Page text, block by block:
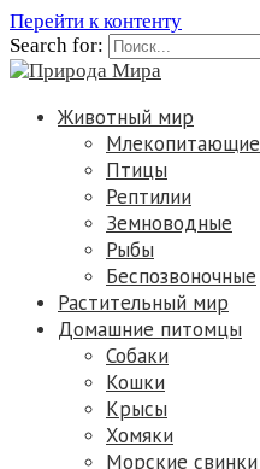
Перейти к контенту
Search for:
Животный мир
Млекопитающие
Птицы
Рептилии
Земноводные
Рыбы
Беспозвоночные
Растительный мир
Домашние питомцы
Собаки
Кошки
Крысы
Хомяки
Морские свинки